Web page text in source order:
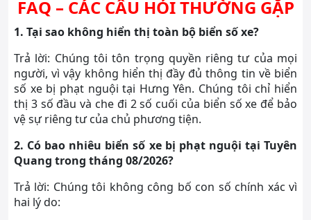
FAQ – CÁC CÂU HỎI THƯỜNG GẶP
1. Tại sao không hiển thị toàn bộ biển số xe?
Trả lời: Chúng tôi tôn trọng quyền riêng tư của mọi
người, vì vậy không hiển thị đầy đủ thông tin về biển
số xe bị phạt nguội tại Hưng Yên. Chúng tôi chỉ hiển
thị 3 số đầu và che đi 2 số cuối của biển số xe để bảo
vệ sự riêng tư của chủ phương tiện.
2. Có bao nhiêu biển số xe bị phạt nguội tại Tuyên
Quang trong tháng 08/2026?
Trả lời: Chúng tôi không công bố con số chính xác vì
hai lý do: